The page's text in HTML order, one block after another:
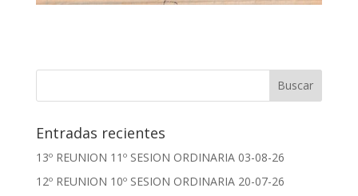
Entradas recientes
13º REUNION 11º SESION ORDINARIA 03-08-26
12º REUNION 10º SESION ORDINARIA 20-07-26